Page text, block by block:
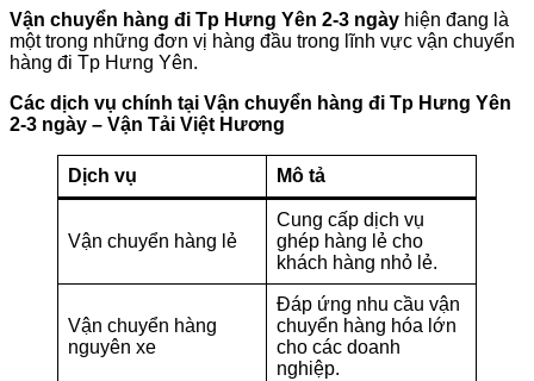
Vận chuyển hàng đi Tp Hưng Yên 2-3 ngày hiện đang là
một trong những đơn vị hàng đầu trong lĩnh vực vận chuyển
hàng đi Tp Hưng Yên.
Các dịch vụ chính tại Vận chuyển hàng đi Tp Hưng Yên
2-3 ngày – Vận Tải Việt Hương
Dịch vụ Mô tả
Vận chuyển hàng lẻ
Cung cấp dịch vụ
ghép hàng lẻ cho
khách hàng nhỏ lẻ.
Vận chuyển hàng
nguyên xe
Đáp ứng nhu cầu vận
chuyển hàng hóa lớn
cho các doanh
nghiệp.